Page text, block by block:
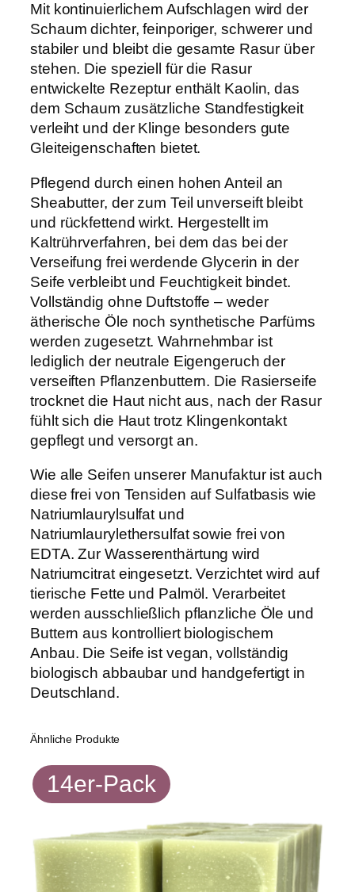
t
B
i
o
-
S
h
e
a
b
t
t
e
r
,
5
M
e
g
e
Mit kontinuierlichem Aufschlagen wird der
Schaum dichter, feinporiger, schwerer und
stabiler und bleibt die gesamte Rasur über
stehen. Die speziell für die Rasur
entwickelte Rezeptur enthält Kaolin, das
dem Schaum zusätzliche Standfestigkeit
verleiht und der Klinge besonders gute
Gleiteigenschaften bietet.
Pflegend durch einen hohen Anteil an
Sheabutter, der zum Teil unverseift bleibt
und rückfettend wirkt. Hergestellt im
Kaltrührverfahren, bei dem das bei der
Verseifung frei werdende Glycerin in der
Seife verbleibt und Feuchtigkeit bindet.
Vollständig ohne Duftstoffe – weder
ätherische Öle noch synthetische Parfüms
werden zugesetzt. Wahrnehmbar ist
lediglich der neutrale Eigengeruch der
verseiften Pflanzenbuttern. Die Rasierseife
trocknet die Haut nicht aus, nach der Rasur
fühlt sich die Haut trotz Klingenkontakt
gepflegt und versorgt an.
Wie alle Seifen unserer Manufaktur ist auch
diese frei von Tensiden auf Sulfatbasis wie
Natriumlaurylsulfat und
Natriumlaurylethersulfat sowie frei von
EDTA. Zur Wasserenthärtung wird
Natriumcitrat eingesetzt. Verzichtet wird auf
tierische Fette und Palmöl. Verarbeitet
werden ausschließlich pflanzliche Öle und
Buttern aus kontrolliert biologischem
Anbau. Die Seife ist vegan, vollständig
biologisch abbaubar und handgefertigt in
Deutschland.
Ähnliche Produkte
14er-Pack